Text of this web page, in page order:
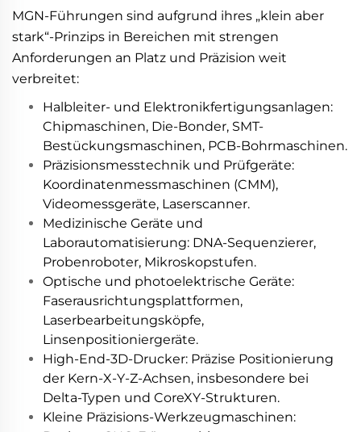
MGN-Führungen sind aufgrund ihres „klein aber
stark“-Prinzips in Bereichen mit strengen
Anforderungen an Platz und Präzision weit
verbreitet:
Halbleiter- und Elektronikfertigungsanlagen:
Chipmaschinen, Die-Bonder, SMT-
Bestückungsmaschinen, PCB-Bohrmaschinen.
Präzisionsmesstechnik und Prüfgeräte:
Koordinatenmessmaschinen (CMM),
Videomessgeräte, Laserscanner.
Medizinische Geräte und
Laborautomatisierung: DNA-Sequenzierer,
Probenroboter, Mikroskopstufen.
Optische und photoelektrische Geräte:
Faserausrichtungsplattformen,
Laserbearbeitungsköpfe,
Linsenpositioniergeräte.
High-End-3D-Drucker: Präzise Positionierung
der Kern-X-Y-Z-Achsen, insbesondere bei
Delta-Typen und CoreXY-Strukturen.
Kleine Präzisions-Werkzeugmaschinen: